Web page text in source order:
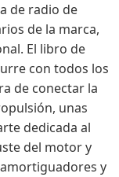
de radio de
de la marca,
El libro de
con todos los
de conectar la
unas
dedicada al
del motor y
y